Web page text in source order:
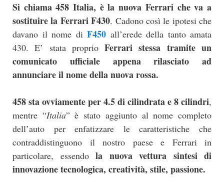
Si chiama 458 Italia, è la nuova Ferrari che va a
sostituire la Ferrari F430. Cadono così le ipotesi che
davano il nome di F450 all’erede della tanto amata
430. E’ stata proprioFerrari stessa tramite un
comunicato ufficiale appena rilasciato ad
annunciare il nome della nuova rossa.
458 sta ovviamente per 4.5 di cilindrata e 8 cilindri,
mentre “Italia” è stato aggiunto al nome completo
dell’auto per enfatizzare le caratteristiche che
contraddistinguono il nostro paese e Ferrari in
particolare, essendo la nuova vettura sintesi di
innovazione tecnologica, creatività, stile, passione.